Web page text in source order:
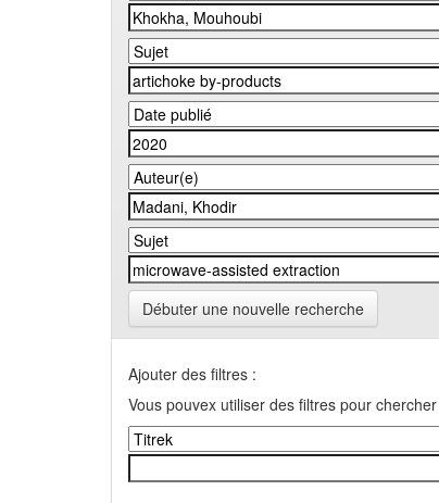
Débuter une nouvelle recherche
Ajouter des filtres :
Vous pouvex utiliser des filtres pour